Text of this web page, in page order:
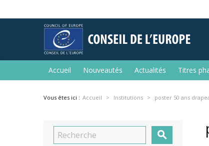
Accueil Nouveautés Actualités Titres
Vous êtes ici : Accueil Institutions poster 50 ans
